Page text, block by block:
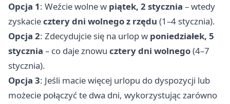
Opcja 1: Weźcie wolne w piątek, 2 stycznia – wtedy
zyskaciecztery dni wolnego z rzędu (1–4 stycznia).
Opcja 2: Zdecydujcie się na urlop w poniedziałek, 5
stycznia – co daje znowu cztery dni wolnego(4–7
stycznia).
Opcja 3: Jeśli macie więcej urlopu do dyspozycji lub
możecie połączyć te dwa dni, wykorzystując zarówno